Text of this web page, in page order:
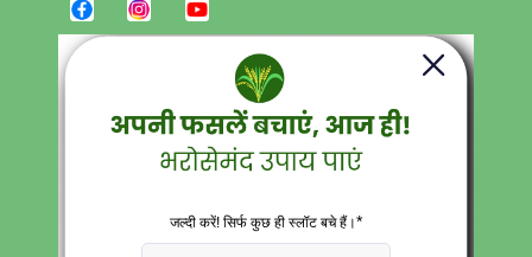
Download Katyayani krishi Direct App